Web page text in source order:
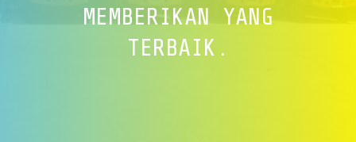
MEMBERIKAN YANG
TERBAIK.